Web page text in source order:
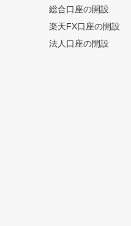
総合口座の開設
楽天FX口座の開設
法人口座の開設